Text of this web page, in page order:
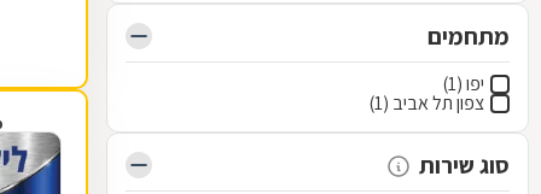
מתחמים
יפו (1)
צפון תל אביב (1)
סוג שירות